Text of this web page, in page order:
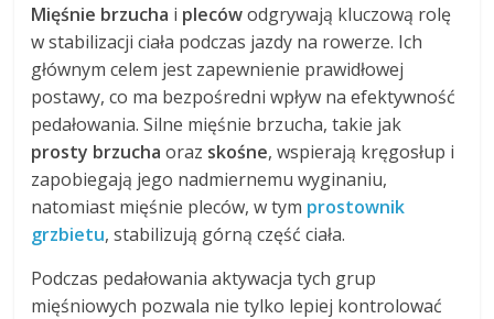
Mięśnie brzucha i plecówodgrywają kluczową rolę
w stabilizacji ciała podczas jazdy na rowerze. Ich
głównym celem jest zapewnienie prawidłowej
postawy, co ma bezpośredni wpływ na efektywność
pedałowania. Silne mięśnie brzucha, takie jak
prosty brzucha oraz skośne, wspierają kręgosłup i
zapobiegają jego nadmiernemu wyginaniu,
natomiast mięśnie pleców, w tym prostownik
grzbietu, stabilizują górną część ciała.
Podczas pedałowania aktywacja tych grup
mięśniowych pozwala nie tylko lepiej kontrolować